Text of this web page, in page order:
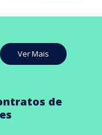
Ver Mais
de